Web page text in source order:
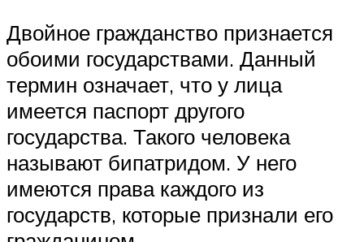
Двойное гражданство признается
обоими государствами. Данный
термин означает, что у лица
имеется паспорт другого
государства. Такого человека
называют бипатридом. У него
имеются права каждого из
государств, которые признали его